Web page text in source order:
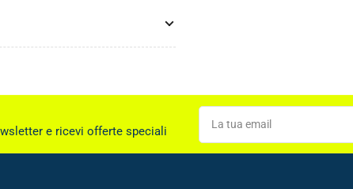
e ricevi offerte speciali
La
tua
email